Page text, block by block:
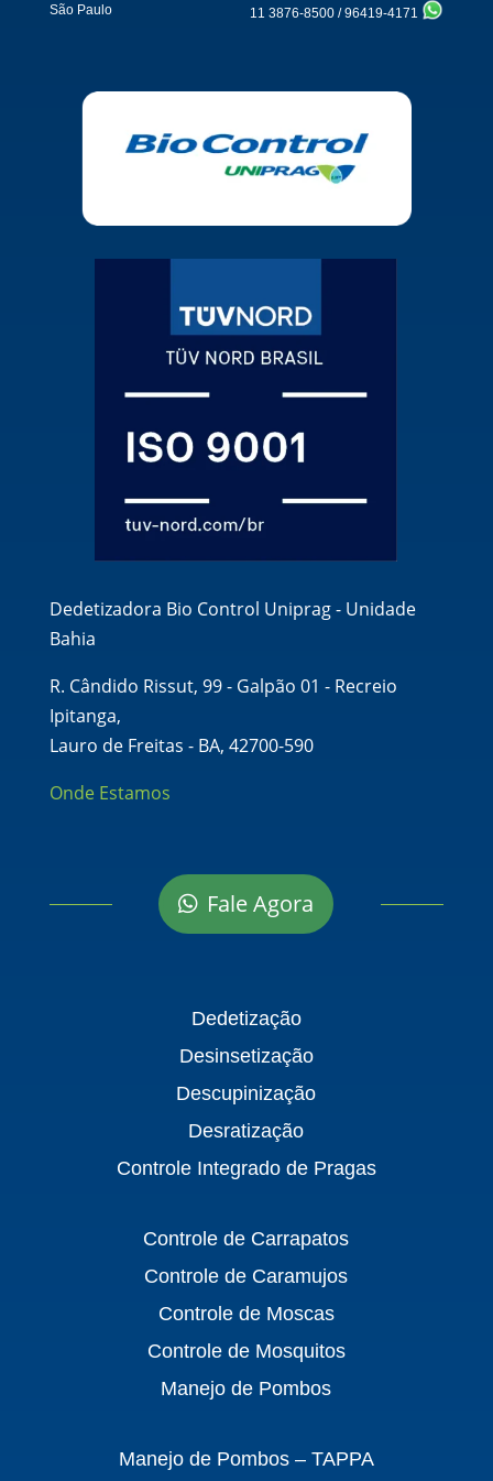
São Paulo 11 3876-8500 /96419-4171
Dedetizadora Bio Control Uniprag - Unidade
Bahia
R. Cândido Rissut, 99 - Galpão 01 - Recreio
Ipitanga,
Lauro de Freitas - BA, 42700-590
Onde Estamos
Fale Agora
Dedetização
Desinsetização
Descupinização
Desratização
Controle Integrado de Pragas
Controle de Carrapatos
Controle de Caramujos
Controle de Moscas
Controle de Mosquitos
Manejo de Pombos
Manejo de Pombos – TAPPA